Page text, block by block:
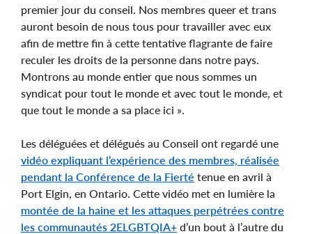
premier jour du conseil. Nos membres queer et trans
auront besoin de nous tous pour travailler avec eux
afin de mettre fin à cette tentative flagrante de faire
reculer les droits de la personne dans notre pays.
Montrons au monde entier que nous sommes un
syndicat pour tout le monde et avec tout le monde, et
que tout le monde a sa place ici ».
Les déléguées et délégués au Conseil ont regardé une
vidéo expliquant l’expérience des membres, réalisée
pendant la Conférence de la Fierté tenue en avril à
Port Elgin, en Ontario. Cette vidéo met en lumière la
montée de la haine et les attaques perpétrées contre
les communautés 2ELGBTQIA+ d’un bout à l’autre du